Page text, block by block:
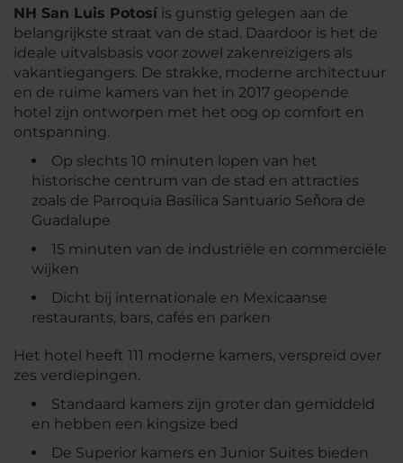
NH San Luis Potosí is gunstig gelegen aan de
belangrijkste straat van de stad. Daardoor is het de
ideale uitvalsbasis voor zowel zakenreizigers als
vakantiegangers. De strakke, moderne architectuur
en de ruime kamers van het in 2017 geopende
hotel zijn ontworpen met het oog op comfort en
ontspanning.
Op slechts 10 minuten lopen van het
historische centrum van de stad en attracties
zoals de Parroquia Basílica Santuario Seňora de
Guadalupe
15 minuten van de industriële en commerciële
wijken
Dicht bij internationale en Mexicaanse
restaurants, bars, cafés en parken
Het hotel heeft 111 moderne kamers, verspreid over
zes verdiepingen.
Standaard kamers zijn groter dan gemiddeld
en hebben een kingsize bed
De Superior kamers en Junior Suites bieden